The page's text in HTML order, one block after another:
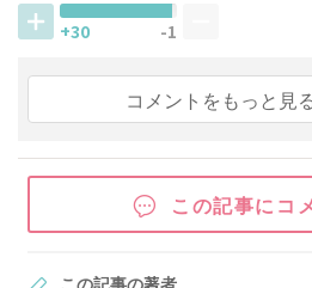
+30 -1
コメントをもっと見
この記事にコ